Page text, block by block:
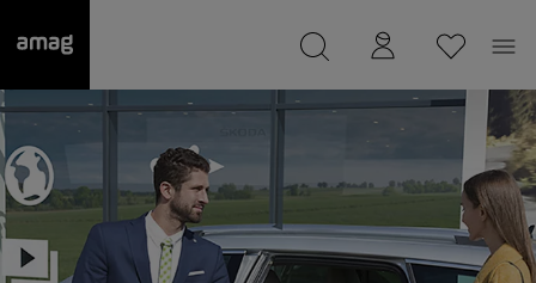
Il suo garage è stato salvato